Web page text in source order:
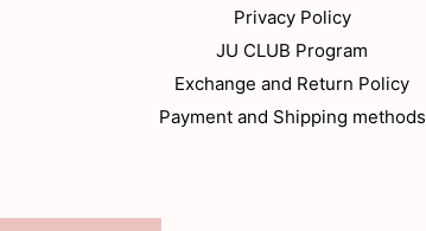
Privacy Policy
JU CLUB Program
Exchange and Return Policy
Payment and Shipping methods